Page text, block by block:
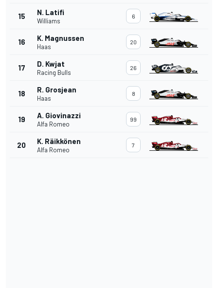
15 N. Latifi
Williams
6
16 K. Magnussen
Haas
20
17 D. Kwjat
Racing Bulls
26
18 R. Grosjean
Haas
8
19 A. Giovinazzi
Alfa Romeo
99
20 K. Räikkönen
Alfa Romeo
7